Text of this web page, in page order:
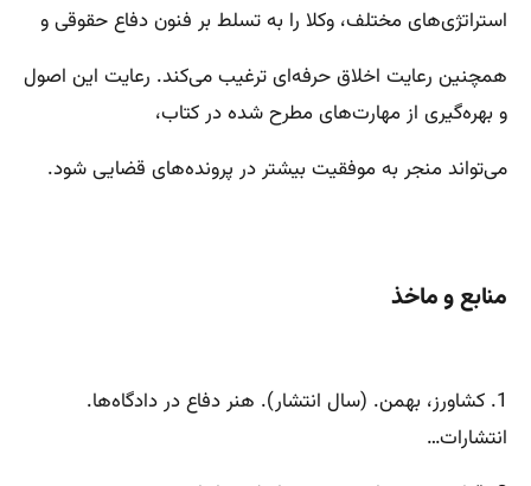
استراتژی‌های مختلف، وکلا را به تسلط بر فنون دفاع حقوقی و
همچنین رعایت اخلاق حرفه‌ای ترغیب می‌کند. رعایت این اصول
و بهره‌گیری از مهارت‌های مطرح شده در کتاب،
می‌تواند منجر به موفقیت بیشتر در پرونده‌های قضایی شود.
منابع و ماخذ
1. کشاورز، بهمن. (سال انتشار). هنر دفاع در دادگاه‌ها.
انتشارات…